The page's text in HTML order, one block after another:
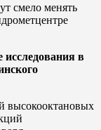
смело менять
в
высокооктановых